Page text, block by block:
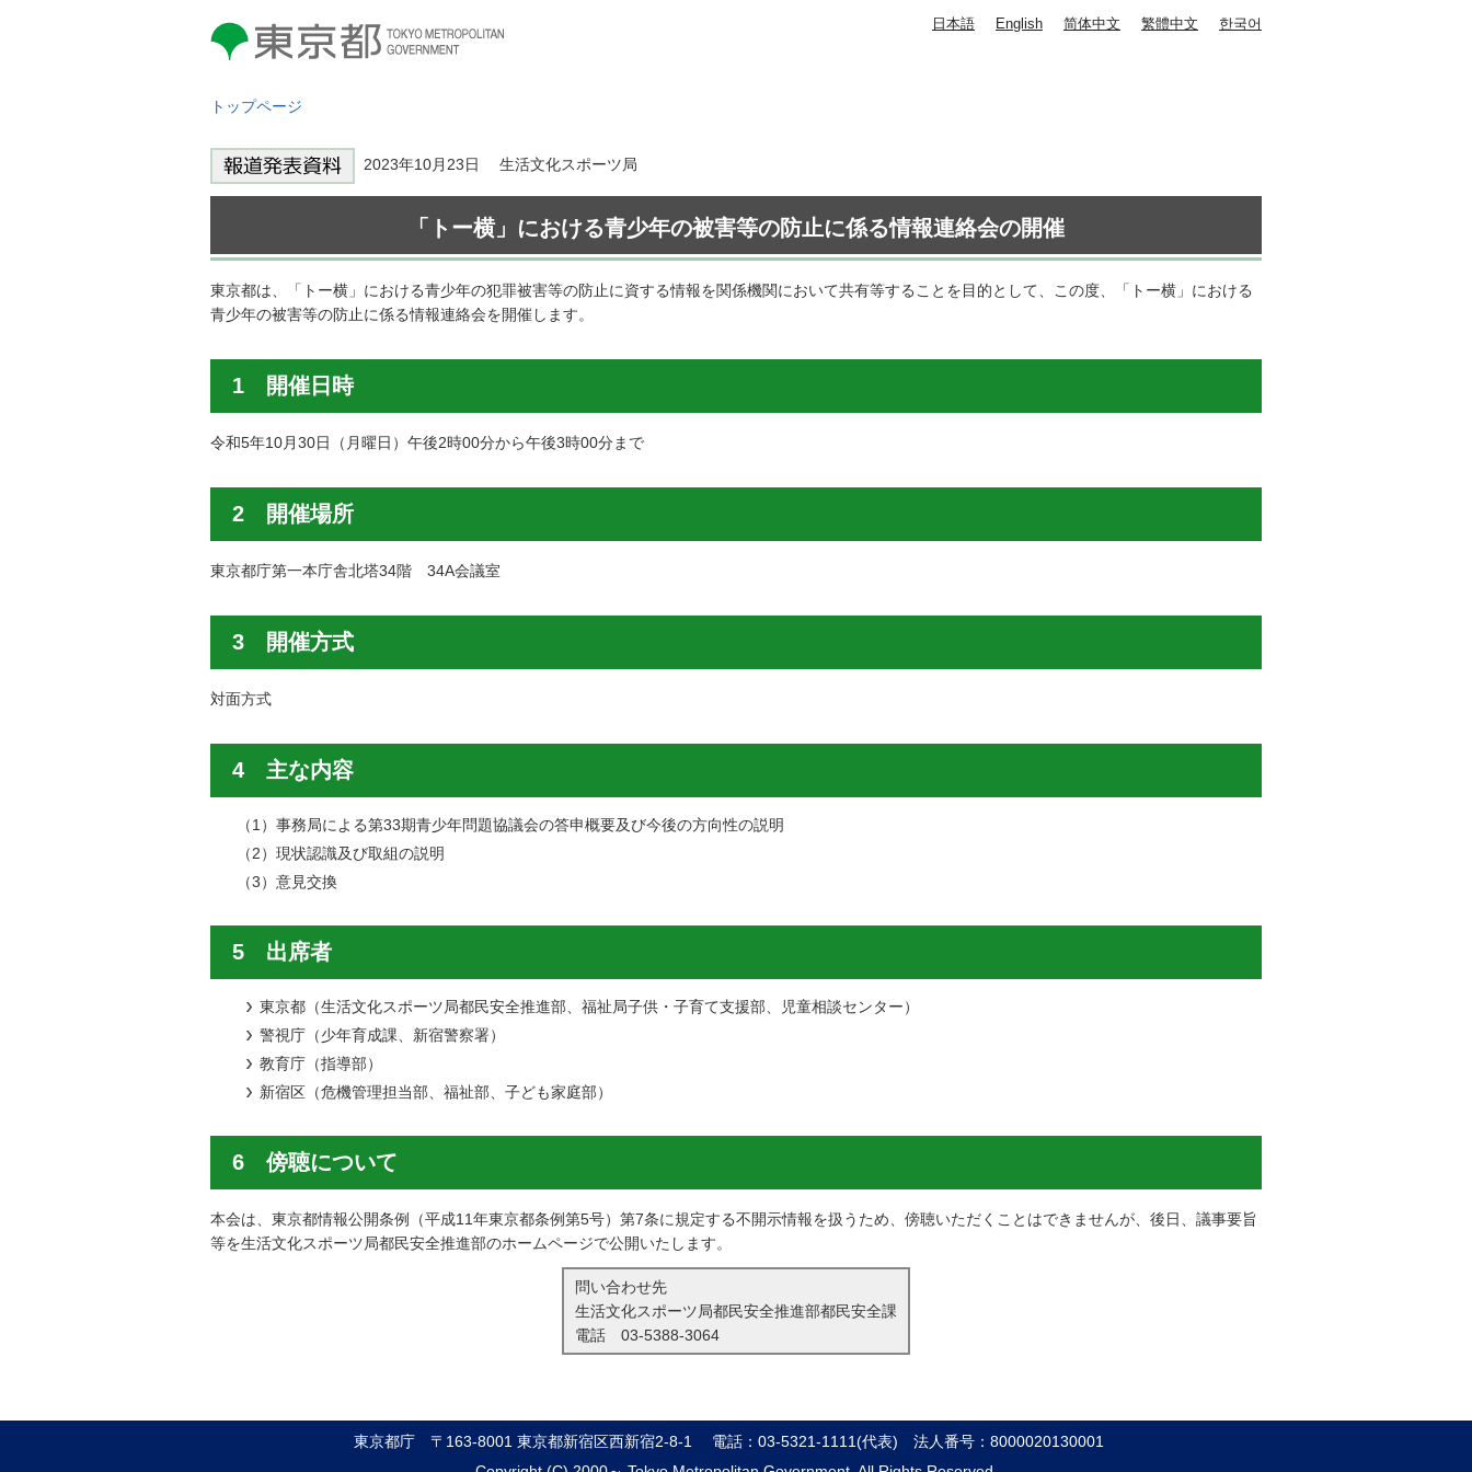
東京都 TOKYO METROPOLITAN
GOVERNMENT
日本語 English 简体中文 繁體中文 한국어
トップページ
2023年10月23日 生活文化スポーツ局
「トー横」における青少年の被害等の防止に係る情報連絡会の開催
東京都は、「トー横」における青少年の犯罪被害等の防止に資する情報を関係機関において共有等することを目的として、この度、「トー横」における
青少年の被害等の防止に係る情報連絡会を開催します。
1 開催日時
令和5年10月30日（月曜日）午後2時00分から午後3時00分まで
2 開催場所
東京都庁第一本庁舎北塔34階 34A会議室
3 開催方式
対面方式
4 主な内容
（1）事務局による第33期青少年問題協議会の答申概要及び今後の方向性の説明
（2）現状認識及び取組の説明
（3）意見交換
5 出席者
東京都（生活文化スポーツ局都民安全推進部、福祉局子供・子育て支援部、児童相談センター）
警視庁（少年育成課、新宿警察署）
教育庁（指導部）
新宿区（危機管理担当部、福祉部、子ども家庭部）
6 傍聴について
本会は、東京都情報公開条例（平成11年東京都条例第5号）第7条に規定する不開示情報を扱うため、傍聴いただくことはできませんが、後日、議事要旨
等を生活文化スポーツ局都民安全推進部のホームページで公開いたします。
問い合わせ先
生活文化スポーツ局都民安全推進部都民安全課
電話 03-5388-3064
東京都庁 〒163-8001 東京都新宿区西新宿2-8-1 電話：03-5321-1111(代表)
法人番号：8000020130001